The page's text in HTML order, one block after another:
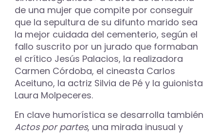
de una mujer que compite por conseguir
que la sepultura de su difunto marido sea
la mejor cuidada del cementerio, según el
fallo suscrito por un jurado que formaban
el crítico Jesús Palacios, la realizadora
Carmen Córdoba, el cineasta Carlos
Aceituno, la actriz Silvia de Pé y la guionista
Laura Molpeceres.
En clave humorística se desarrolla también
Actos por partes, una mirada inusual y